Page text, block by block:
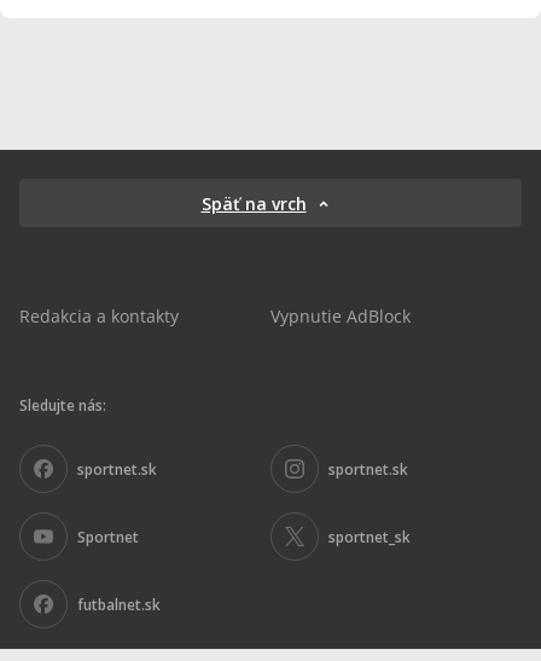
Späť na vrch
Redakcia a kontakty Vypnutie AdBlock
Sledujte nás:
sportnet.sk sportnet.sk
Sportnet sportnet_sk
futbalnet.sk